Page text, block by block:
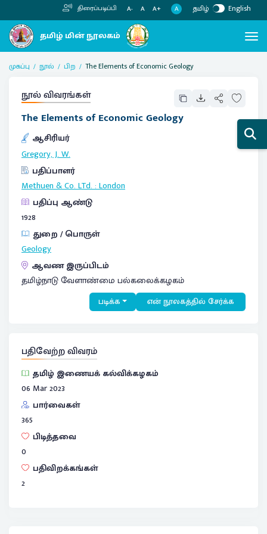
திரைப்படிப்பி A- A A+ A தமிழ் English
முகப்பு நூல் பிற The Elements of Economic Geology
நூல் விவரங்கள்
The Elements of Economic Geology
ஆசிரியர்
Gregory, J. W.
பதிப்பாளர்
Methuen & Co. LTd.:London
பதிப்பு ஆண்டு
1928
துறை / பொருள்
Geology
ஆவண இருப்பிடம்
தமிழ்நாடு வேளாண்மை பல்கலைக்கழகம்
படிக்க என் நூலகத்தில் சேர்க்க
பதிவேற்ற விவரம்
தமிழ் இணையக் கல்விக்கழகம்
06 Mar 2023
பார்வைகள்
365
பிடித்தவை
0
பதிவிறக்கங்கள்
2